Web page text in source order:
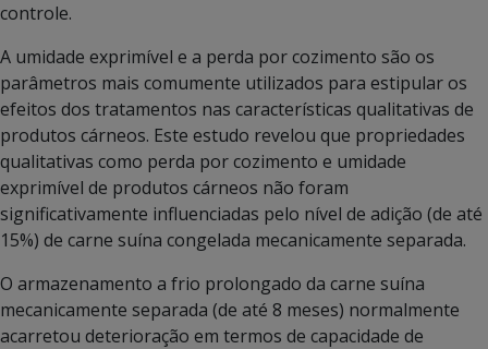
controle.
A umidade exprimível e a perda por cozimento são os
parâmetros mais comumente utilizados para estipular os
efeitos dos tratamentos nas características qualitativas de
produtos cárneos. Este estudo revelou que propriedades
qualitativas como perda por cozimento e umidade
exprimível de produtos cárneos não foram
significativamente influenciadas pelo nível de adição (de até
15%) de carne suína congelada mecanicamente separada.
O armazenamento a frio prolongado da carne suína
mecanicamente separada (de até 8 meses) normalmente
acarretou deterioração em termos de capacidade de